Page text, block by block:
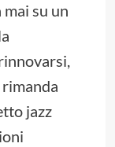
su un
jazz